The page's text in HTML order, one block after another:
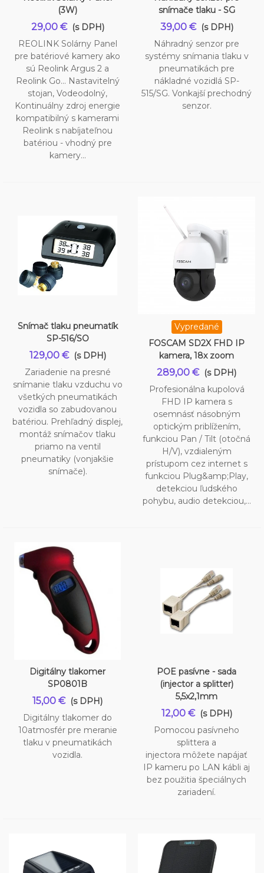
(3W)
29,00 € (s DPH)
REOLINK Solárny Panel
pre batériové kamery ako
sú Reolink Argus 2 a
Reolink Go... Nastavitelný
stojan, Vodeodolný,
Kontinuálny zdroj energie
kompatibilný s kamerami
Reolink s nabíjateľnou
batériou - vhodný pre
kamery...
snímače tlaku - SG
39,00 € (s DPH)
Náhradný senzor pre
systémy snímania tlaku v
pneumatikách pre
nákladné vozidlá SP-
515/SG. Vonkajší prechodný
senzor.
Snímač tlaku pneumatík
SP-516/SO
129,00 € (s DPH)
Zariadenie na presné
snímanie tlaku vzduchu vo
všetkých pneumatikách
vozidla so zabudovanou
batériou. Prehľadný displej,
montáž snímačov tlaku
priamo na ventil
pneumatiky (vonjakšie
snímače).
Vypredané
FOSCAM SD2X FHD IP
kamera, 18x zoom
289,00 € (s DPH)
Profesionálna kupolová
FHD IP kamera s
osemnásť násobným
optickým priblížením,
funkciou Pan / Tilt (otočná
H/V), vzdialeným
prístupom cez internet s
funkciou Plug&amp;Play,
detekciou ľudského
pohybu, audio detekciou,...
Digitálny tlakomer
SP0801B
15,00 € (s DPH)
Digitálny tlakomer do
10atmosfér pre meranie
tlaku v pneumatikách
vozidla.
POE pasívne - sada
(injector a splitter)
5,5x2,1mm
12,00 € (s DPH)
Pomocou pasívneho
splittera a
injectora môžete napájať
IP kameru po LAN kábli aj
bez použitia špeciálnych
zariadení.